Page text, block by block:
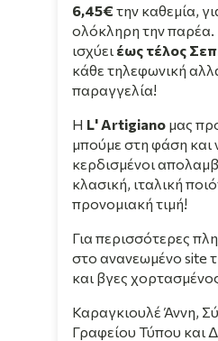
6,45€ την καθεμία,
ολόκληρη την
ισχύει έως τέλος
κάθε τηλεφωνική
παραγγελία!
Η L' Artigiano μας
μπούμε στη φάση και
κερδισμένοι
κλασική, ιταλική
προνομιακή τιμή!
Για περισσότερες
στο ανανεωμένο site
και βγες
Καραγκιουλέ Άννη,
Γραφείου Τύπου και